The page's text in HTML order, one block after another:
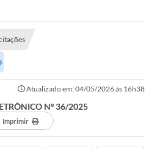
Atualizado em: 04/05/2026 às 16h38
Nº 36/2025
Imprimir